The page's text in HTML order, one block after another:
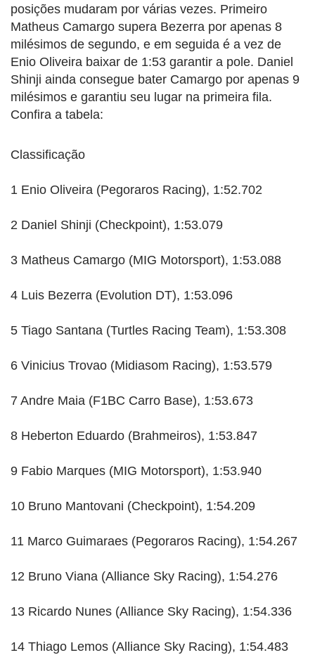
posições mudaram por várias vezes. Primeiro
Matheus Camargo supera Bezerra por apenas 8
milésimos de segundo, e em seguida é a vez de
Enio Oliveira baixar de 1:53 garantir a pole. Daniel
Shinji ainda consegue bater Camargo por apenas 9
milésimos e garantiu seu lugar na primeira fila.
Confira a tabela:
Classificação
1 Enio Oliveira (Pegoraros Racing), 1:52.702
2 Daniel Shinji (Checkpoint), 1:53.079
3 Matheus Camargo (MIG Motorsport), 1:53.088
4 Luis Bezerra (Evolution DT), 1:53.096
5 Tiago Santana (Turtles Racing Team), 1:53.308
6 Vinicius Trovao (Midiasom Racing), 1:53.579
7 Andre Maia (F1BC Carro Base), 1:53.673
8 Heberton Eduardo (Brahmeiros), 1:53.847
9 Fabio Marques (MIG Motorsport), 1:53.940
10 Bruno Mantovani (Checkpoint), 1:54.209
11 Marco Guimaraes (Pegoraros Racing), 1:54.267
12 Bruno Viana (Alliance Sky Racing), 1:54.276
13 Ricardo Nunes (Alliance Sky Racing), 1:54.336
14 Thiago Lemos (Alliance Sky Racing), 1:54.483